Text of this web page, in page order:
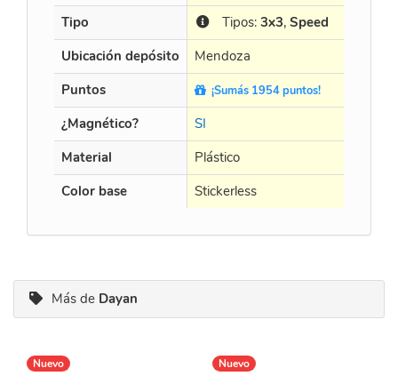
Tipo
Tipos: 3x3, Speed
Ubicación depósito
Mendoza
Puntos
¡Sumás 1954 puntos!
¿Magnético?
SI
Material
Plástico
Color base
Stickerless
Más de Dayan
Nuevo Nuevo